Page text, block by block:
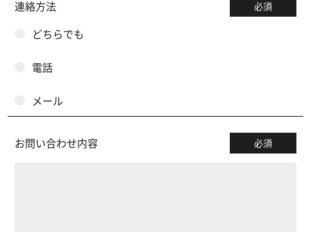
連絡方法 必須
どちらでも
電話
メール
お問い合わせ内容 必須